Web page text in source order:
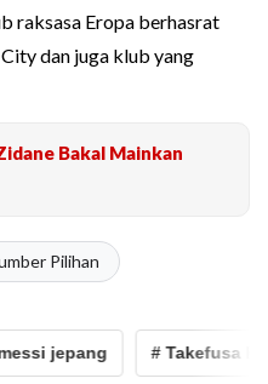
raksasa Eropa berhasrat
dan juga klub yang
Bakal Mainkan
Pilihan
jepang # Takefusa Kubo